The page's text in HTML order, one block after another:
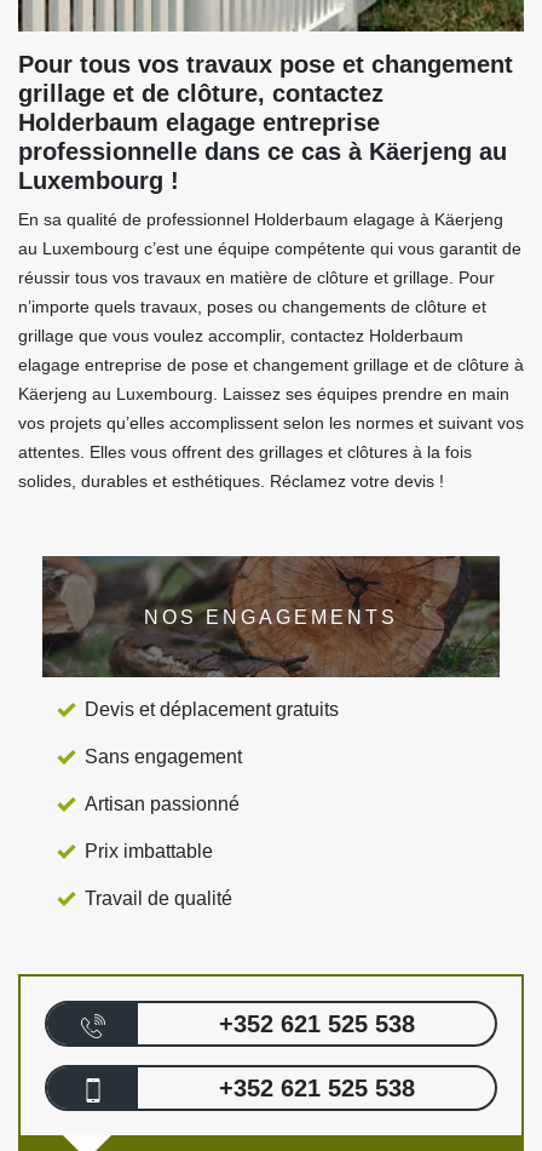
Pour tous vos travaux pose et changement
grillage et de clôture, contactez
Holderbaum elagage entreprise
professionnelle dans ce cas à Käerjeng au
Luxembourg !
En sa qualité de professionnel Holderbaum elagage à Käerjeng
au Luxembourg c’est une équipe compétente qui vous garantit de
réussir tous vos travaux en matière de clôture et grillage. Pour
n’importe quels travaux, poses ou changements de clôture et
grillage que vous voulez accomplir, contactez Holderbaum
elagage entreprise de pose et changement grillage et de clôture à
Käerjeng au Luxembourg. Laissez ses équipes prendre en main
vos projets qu’elles accomplissent selon les normes et suivant vos
attentes. Elles vous offrent des grillages et clôtures à la fois
solides, durables et esthétiques. Réclamez votre devis !
NOS ENGAGEMENTS
Devis et déplacement gratuits
Sans engagement
Artisan passionné
Prix imbattable
Travail de qualité
+352 621 525 538
+352 621 525 538